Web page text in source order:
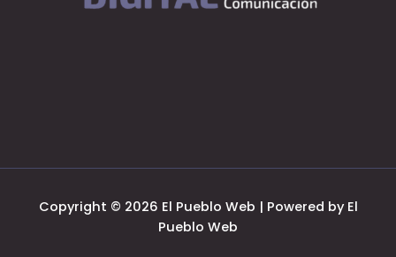
Copyright © 2026 El Pueblo Web | Powered by El
Pueblo Web